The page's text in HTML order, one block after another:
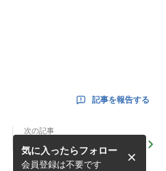
記事を報告する
次の記事
たくさん渡船利用がありまし
た！釣果はまずまず？
気に入ったらフォロー
会員登録は不要です